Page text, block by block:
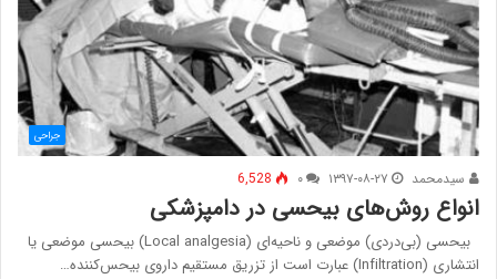
جراحی
سیدمحمد ۱۳۹۷-۰۸-۲۷ ۰ 6,528
انواع روش‌های بیحسی در دامپزشکی
بیحسی (بی‌دردی) موضعی و ناحیه‌ای (Local analgesia) بیحسی موضعی یا
انتشاری (Infiltration) عبارت است از تزریق مستقیم داروی بیحس‌کننده…